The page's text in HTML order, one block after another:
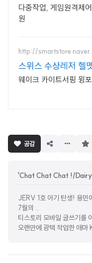
다중작업, 게임원격제
원
http://
스위스 수상레저 헬
웨이크 카이트서핑 윙
공감
'Chat Chat Chat !/Dairy'
JERV 1호 아기 탄생! 용민
7월의 ..
티스토리 모바일 글쓰기를
오랜만에 광택 작업한 애